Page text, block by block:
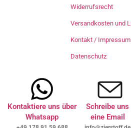
Widerrufsrecht
Versandkosten und
Kontakt / Impressum
Datenschutz
Kontaktiere uns über
Whatsapp
Schreibe uns
eine Email